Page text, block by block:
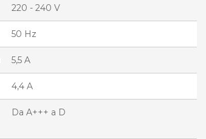
220 - 240 V
50 Hz
5,5 A
4,4 A
Da A+++ a D